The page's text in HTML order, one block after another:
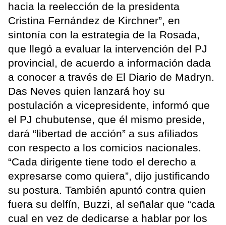
hacia la reelección de la presidenta
Cristina Fernández de Kirchner”, en
sintonía con la estrategia de la Rosada,
que llegó a evaluar la intervención del PJ
provincial, de acuerdo a información dada
a conocer a través de El Diario de Madryn.
Das Neves quien lanzará hoy su
postulación a vicepresidente, informó que
el PJ chubutense, que él mismo preside,
dará “libertad de acción” a sus afiliados
con respecto a los comicios nacionales.
“Cada dirigente tiene todo el derecho a
expresarse como quiera”, dijo justificando
su postura. También apuntó contra quien
fuera su delfín, Buzzi, al señalar que “cada
cual en vez de dedicarse a hablar por los